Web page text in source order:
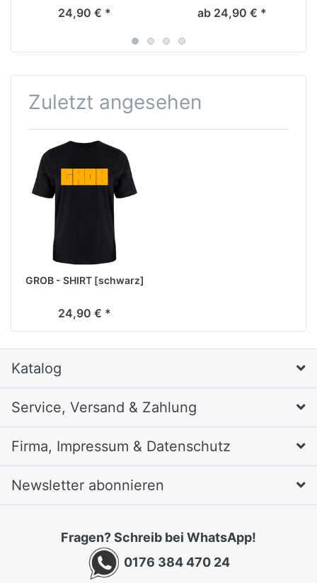
24,90 € * ab 24,90 € *
Zuletzt angesehen
GROB - SHIRT [schwarz]
24,90 € *
Katalog
Service, Versand & Zahlung
Firma, Impressum & Datenschutz
Newsletter abonnieren
Fragen? Schreib bei WhatsApp!
0176 384 470 24